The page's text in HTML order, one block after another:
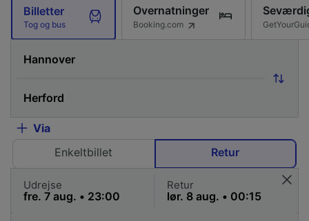
Billetter
Tog og bus
Overnatninger
Booking.com
Via
Enkeltbillet
Retur
Udrejse Retur